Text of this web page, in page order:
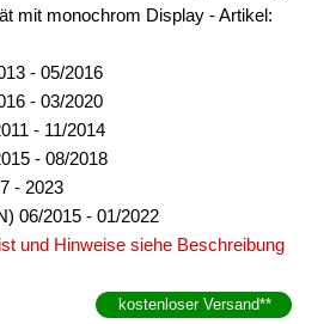
mit monochrom Display - Artikel:
- 05/2016
- 03/2020
- 11/2014
- 08/2018
- 2023
06/2015 - 01/2022
und Hinweise siehe Beschreibung
kostenloser Versand**